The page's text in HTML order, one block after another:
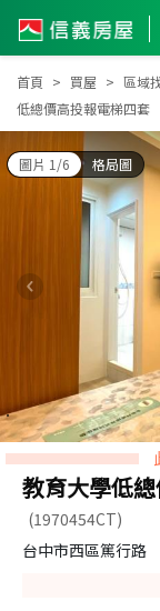
首頁 買屋 區域
低總價高投報電梯四套
圖片 1/6 格局圖
教育大學低
(1970454CT)
台中市西區篤行路